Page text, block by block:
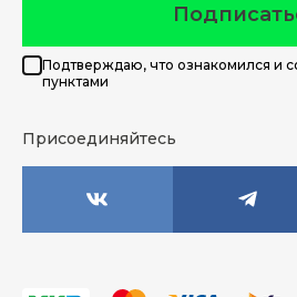
Подтверждаю, что ознакомился и
пунктами
Присоединяйтесь